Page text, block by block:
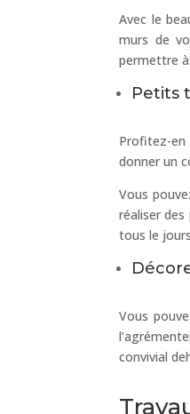
Avec le
murs de
permettre
Petits
Profitez-en
donner un
Vous
réaliser
tous le
Vous
convivial